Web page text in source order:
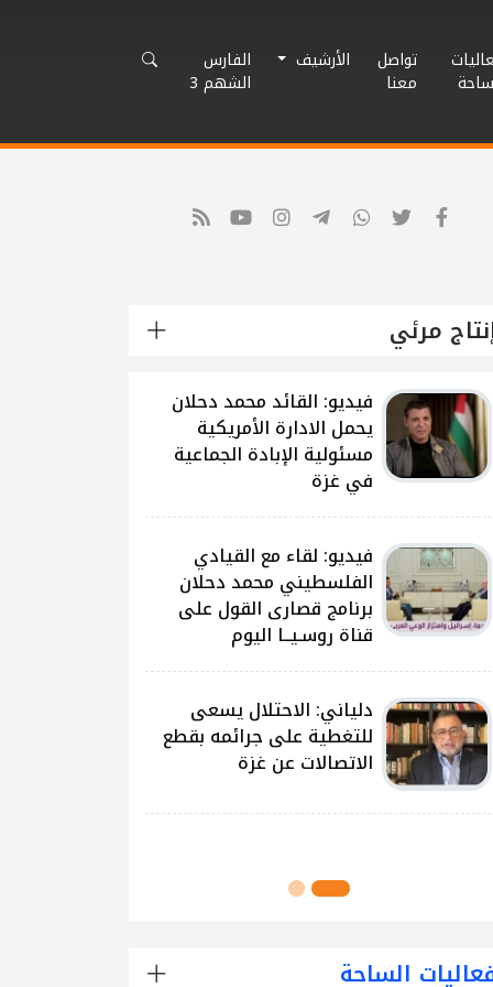
تواصل
معنا
الأرشيف الفارس
الشهم 3
مرئي
شاهد: لقاء القيادي
الفلسطيني محمد دحلان
حول تطورات الحرب
الاسرائيلية
النيرب: اللجنة الوطنية
للشراكة والتنمية بدأت بتوزيع
آلاف الحقائب على الطلبة
اللجنة الوطنية للشراكة
والتنمية تُنفذ مشروع توزيع
محافظة رفح
الساحة